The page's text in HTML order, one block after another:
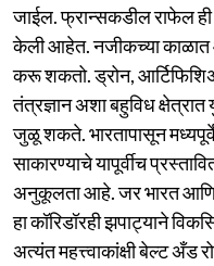
जाईल. फ्रान्सकडील राफेल ही
केली आहेत. नजीकच्या काळात
करू शकतो. ड्रोन,
तंत्रज्ञान अशा बहुविध
जुळू शकते. भारतापासून
साकारण्याचे यापूर्वीच
अनुकूलता आहे. जर भारत आणि
हा कॉरिडॉरही झपाट्याने
अत्यंत महत्त्वाकांक्षी बेल्ट अँड